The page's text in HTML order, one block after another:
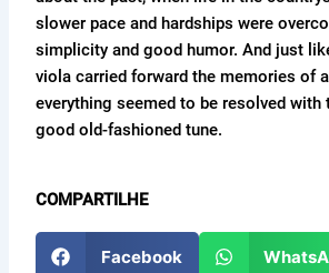
slower pace and hardships were
simplicity and good humor. And just
viola carried forward the memories of
everything seemed to be resolved with
good old-fashioned tune.
COMPARTILHE
Facebook